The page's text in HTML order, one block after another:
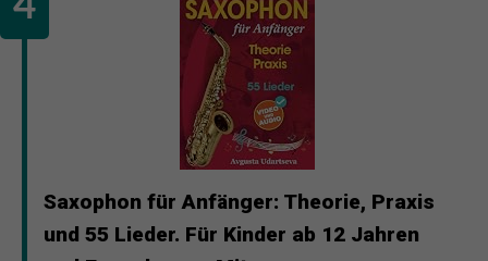
Saxophon für Anfänger: Theorie, Praxis
und 55 Lieder. Für Kinder ab 12 Jahren